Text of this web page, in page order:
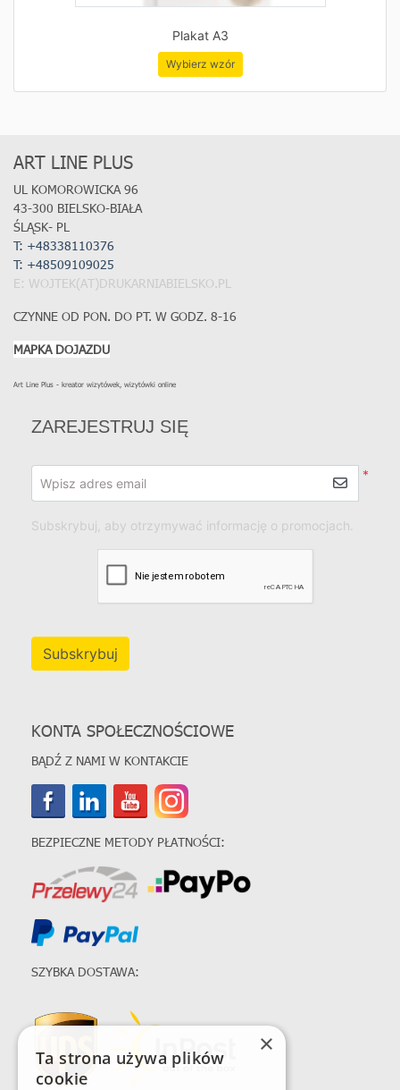
Plakat A3
Wybierz wzór
ART LINE PLUS
UL KOMOROWICKA 96
43-300 BIELSKO-BIAŁA
ŚLĄSK- PL
T: +48338110376
T: +48509109025
E: WOJTEK(AT)DRUKARNIABIELSKO.PL
CZYNNE OD PON. DO PT. W GODZ. 8-16
MAPKA DOJAZDU
Art Line Plus - kreator wizytówek, wizytówki online
ZAREJESTRUJ SIĘ
*
Wpisz adres email
Subskrybuj, aby otrzymywać informację o promocjach.
Subskrybuj
KONTA SPOŁECZNOŚCIOWE
BĄDŹ Z NAMI W KONTAKCIE
BEZPIECZNE METODY PŁATNOŚCI:
SZYBKA DOSTAWA:
×
Ta strona używa plików
cookie